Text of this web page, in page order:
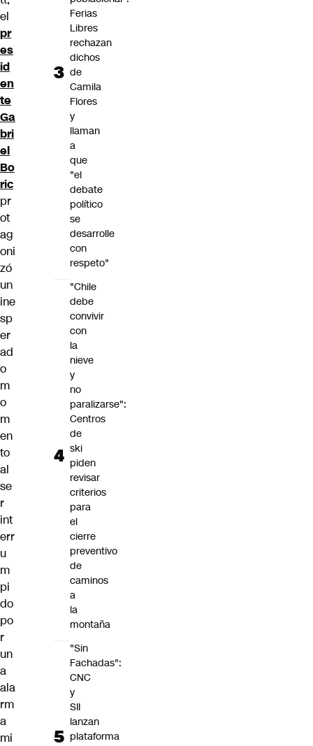
el
pr
es
id
en
te
Ga
bri
el
Bo
ric
pr
ot
ag
oni
zó
un
ine
sp
er
ad
o
m
o
m
en
to
al
se
r
int
err
u
m
pi
do
po
r
un
a
ala
rm
a
mi
Ferias
Libres
rechazan
dichos
de
Camila
Flores
y
llaman
a
que
"el
debate
político
se
desarrolle
con
respeto"
"Chile
debe
convivir
con
la
nieve
y
no
paralizarse":
Centros
de
ski
piden
revisar
criterios
para
el
cierre
preventivo
de
caminos
a
la
montaña
"Sin
Fachadas":
CNC
y
SII
lanzan
plataforma